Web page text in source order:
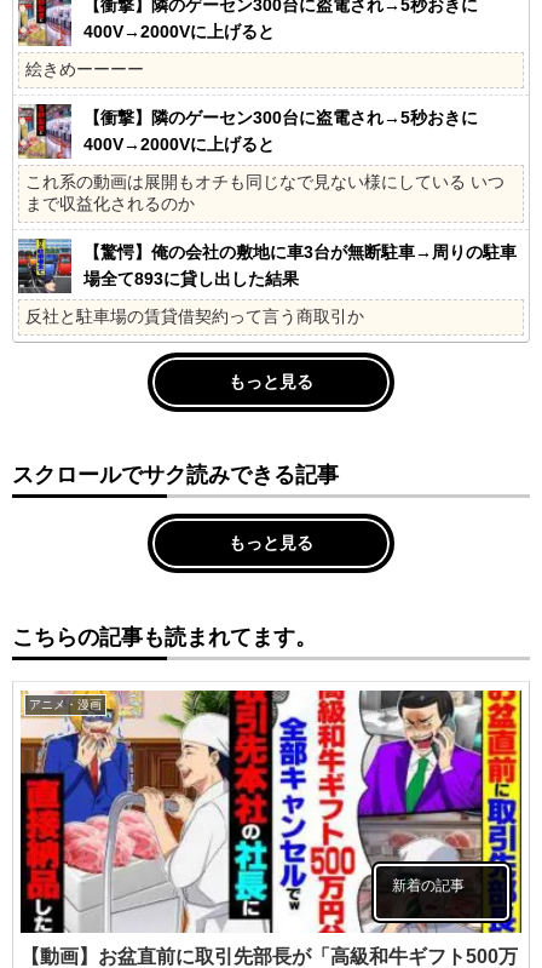
【衝撃】隣のゲーセン300台に盗電され→5秒おきに
400V→2000Vに上げると
絵きめーーーー
【衝撃】隣のゲーセン300台に盗電され→5秒おきに
400V→2000Vに上げると
これ系の動画は展開もオチも同じなで見ない様にしている いつ
まで収益化されるのか
【驚愕】俺の会社の敷地に車3台が無断駐車→周りの駐車
場全て893に貸し出した結果
反社と駐車場の賃貸借契約って言う商取引か
もっと見る
スクロールでサク読みできる記事
もっと見る
こちらの記事も読まれてます。
アニメ・漫画
新着の記事
【動画】お盆直前に取引先部長が「高級和牛ギフト500万